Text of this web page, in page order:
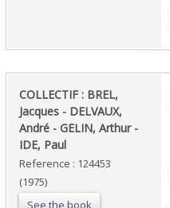
‎COLLECTIF : BREL,
Jacques - DELVAUX,
André - GELIN, Arthur -
IDE, Paul‎
Reference : 124453
(1975)
See the book